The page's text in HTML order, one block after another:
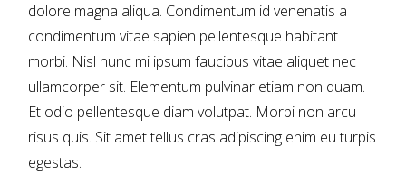
dolore magna aliqua. Condimentum id venenatis a
condimentum vitae sapien pellentesque habitant
morbi. Nisl nunc mi ipsum faucibus vitae aliquet nec
ullamcorper sit. Elementum pulvinar etiam non quam.
Et odio pellentesque diam volutpat. Morbi non arcu
risus quis. Sit amet tellus cras adipiscing enim eu turpis
egestas.